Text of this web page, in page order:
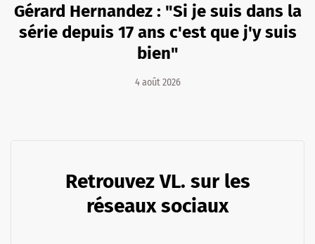
Gérard Hernandez : "Si je suis dans la
série depuis 17 ans c'est que j'y suis
bien"
4 août 2026
Retrouvez VL. sur les
réseaux sociaux